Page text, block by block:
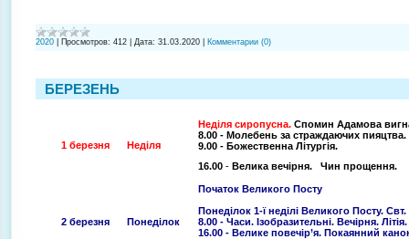
2020 Просмотров: 412 Дата: 31.03.2020 Комментарии (0)
БЕРЕЗЕНЬ
1 березня Неділя
Неділя сиропусна. Спомин Адамова
8.00 - Молебень за страждаючих пияцтва.
9.00 - Божественна Літургія.
16.00 - Велика вечірня. Чин
Початок Великого Посту
2 березня Понеділок
Понеділок 1-ї неділі Великого Посту.
8.00 - Часи. Ізобразительні. Вечірня. Літія.
16.00 - Велике повечір’я. Покаянний